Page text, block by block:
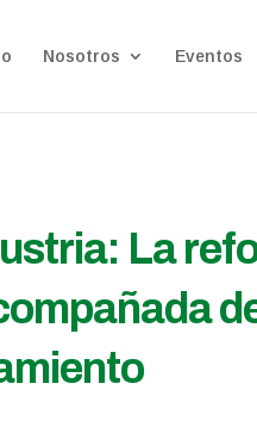
Nosotros Eventos
La